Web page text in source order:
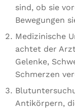
sind, ob sie
Bewegungen
Medizinische
achtet der
Gelenke,
Schmerzen
Antikörpern,